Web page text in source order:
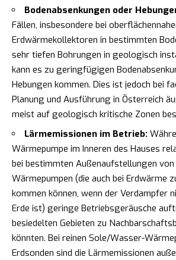
Bodenabsenkungen oder
Fällen, insbesondere bei
Erdwärmekollektoren in bestimmten
sehr tiefen Bohrungen in geologisch
kann es zu geringfügigen
Hebungen kommen. Dies ist jedoch bei
Planung und Ausführung in Österreich
meist auf geologisch kritische Zonen
Lärmemissionen im Betrieb:
Wärmepumpe im Inneren des Hauses
bei bestimmten Außenaufstellungen
Wärmepumpen (die auch bei Erdwärme
kommen können, wenn der Verdampfer
Erde ist) geringe Betriebsgeräusche
besiedelten Gebieten zu
könnten. Bei reinen Sole/Wasser-
Erdsonden sind die Lärmemissionen